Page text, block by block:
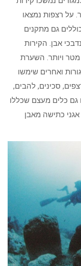
שיצרו מסדרונות ברוחב עד 1 מטר. על רצפות נמצאו
גם מתקנים
מטר, הבנויים נדבכי אבן. הקירות
ויותר. השערת
ואחרים שימשו
סכינים, להבים,
גם כלים מעצם שכללו
אגני כתישה מאבן